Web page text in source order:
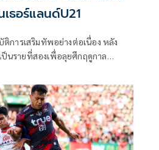
ธอร์แลนด์U21
การเสริมทัพอย่างต่อเนื่อง หลัง
นรายที่สองเพื่อลุยศึกฤดูกาล
นที่เรียบร้อย โดยเจ้าตัวถือเป็นอดีต
ช์ ผ่านการลงเล่นในลีกสูงสุดของ
มสร และเคยติดทีมชาติเนเธอแลนด์
ล้ว